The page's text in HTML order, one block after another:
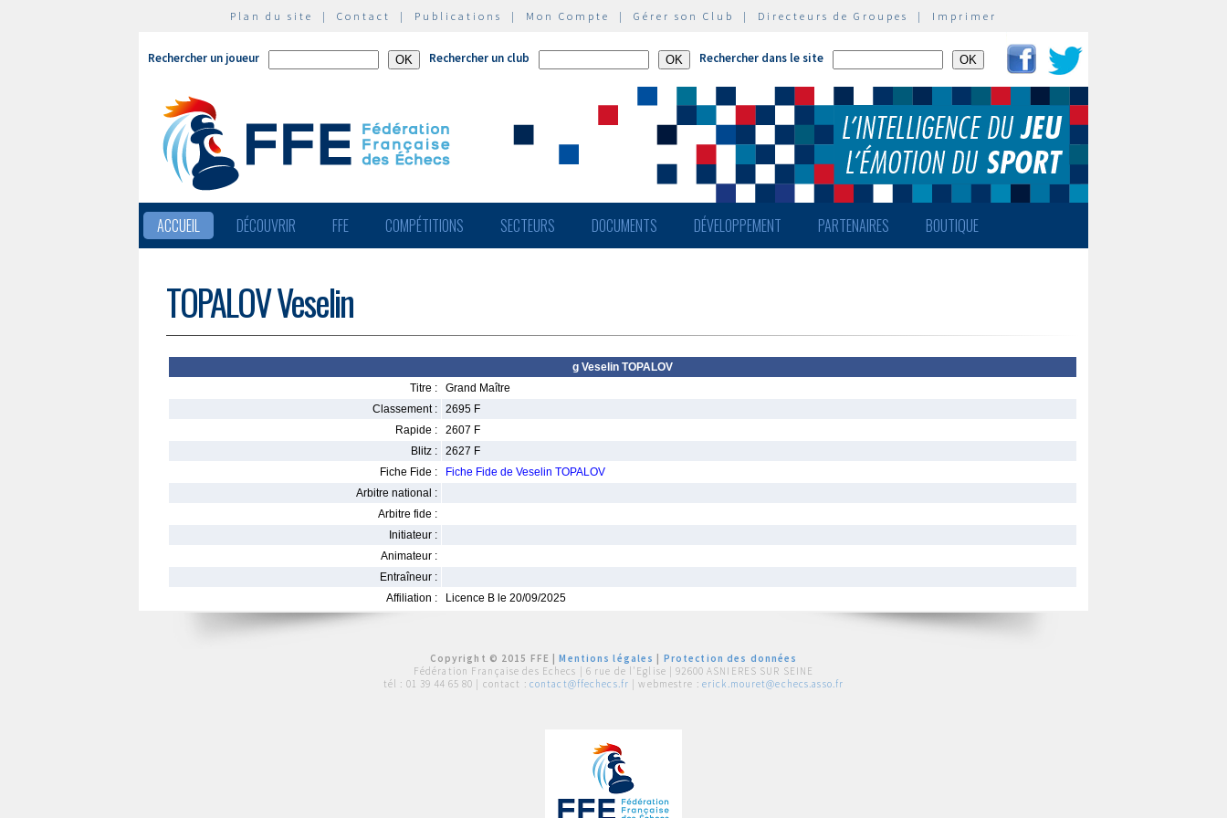
Plan du site | Contact | Publications | Mon Compte | Gérer son Club | Directeurs de Groupes | Imprimer
Rechercher un joueur Rechercher un club Rechercher dans le site
ACCUEIL DÉCOUVRIR FFE COMPÉTITIONS SECTEURS DOCUMENTS DÉVELOPPEMENT PARTENAIRES BOUTIQUE
TOPALOV Veselin
g Veselin TOPALOV
Titre :
Grand Maître
Classement :
2695 F
Rapide :
2607 F
Blitz :
2627 F
Fiche Fide :
Fiche Fide de Veselin TOPALOV
Arbitre national :
Arbitre fide :
Initiateur :
Animateur :
Entraîneur :
Affiliation :
Licence B le 20/09/2025
Copyright © 2015 FFE |Mentions légales
Protection des données
Fédération Française des Echecs | 6 rue de l'Eglise | 92600 ASNIERES SUR SEINE
tél : 01 39 44 65 80 | contact : contact@ffechecs.fr | webmestre : erick.mouret@echecs.asso.fr